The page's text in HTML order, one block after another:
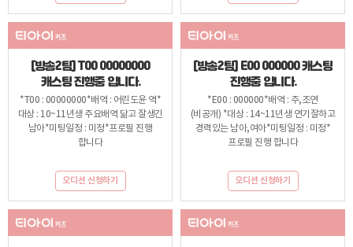
[방송2팀] T00 00000000
캐스팅 진행중 입니다.
*T00 : 00000000*배역 : 어린도윤 역*
대상 : 10~11년생 주요배역 닮고 잘생긴
남아*미팅일정 : 미정*프로필 진행
합니다
오디션 신청하기
[방송2팀] E00 000000 캐스팅
진행중 입니다.
*E00 : 000000*배역 : 주,조연
(비공개) *대상 : 14~11년생 연기잘하고
경력있는 남아,여아*미팅일정 : 미정*
프로필 진행 합니다
오디션 신청하기